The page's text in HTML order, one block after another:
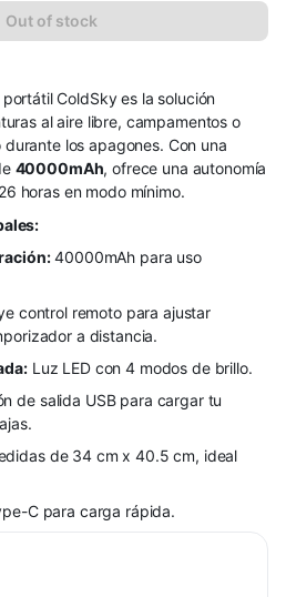
Out of stock
ColdSky es la solución
al aire libre, campamentos o
los apagones. Con una
40000mAh, ofrece una autonomía
horas en modo mínimo.
40000mAh para uso
control remoto para ajustar
a distancia.
Luz LED con 4 modos de brillo.
de salida USB para cargar tu
de 34 cm x 40.5 cm, ideal
C para carga rápida.